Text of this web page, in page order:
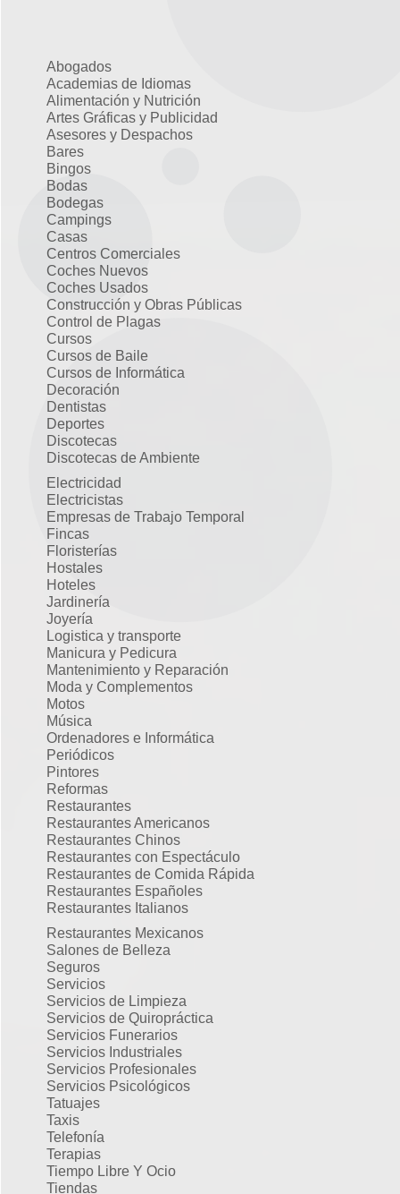
Abogados
Academias de Idiomas
Alimentación y Nutrición
Artes Gráficas y Publicidad
Asesores y Despachos
Bares
Bingos
Bodas
Bodegas
Campings
Casas
Centros Comerciales
Coches Nuevos
Coches Usados
Construcción y Obras Públicas
Control de Plagas
Cursos
Cursos de Baile
Cursos de Informática
Decoración
Dentistas
Deportes
Discotecas
Discotecas de Ambiente
Electricidad
Electricistas
Empresas de Trabajo Temporal
Fincas
Floristerías
Hostales
Hoteles
Jardinería
Joyería
Logistica y transporte
Manicura y Pedicura
Mantenimiento y Reparación
Moda y Complementos
Motos
Música
Ordenadores e Informática
Periódicos
Pintores
Reformas
Restaurantes
Restaurantes Americanos
Restaurantes Chinos
Restaurantes con Espectáculo
Restaurantes de Comida Rápida
Restaurantes Españoles
Restaurantes Italianos
Restaurantes Mexicanos
Salones de Belleza
Seguros
Servicios
Servicios de Limpieza
Servicios de Quiropráctica
Servicios Funerarios
Servicios Industriales
Servicios Profesionales
Servicios Psicológicos
Tatuajes
Taxis
Telefonía
Terapias
Tiempo Libre Y Ocio
Tiendas